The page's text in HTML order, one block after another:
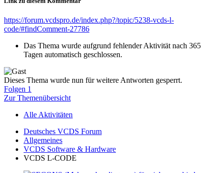
https://forum.vcdspro.de/index.php?/topic/5238-vcds-l-
code/#findComment-27786
Das Thema wurde aufgrund fehlender Aktivität nach 365
Tagen automatisch geschlossen.
Dieses Thema wurde nun für weitere Antworten gesperrt.
Folgen 1
Zur Themenübersicht
Alle Aktivitäten
Deutsches VCDS Forum
Allgemeines
VCDS Software & Hardware
VCDS L-CODE